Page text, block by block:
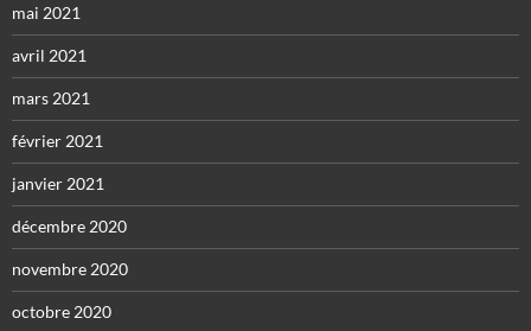
mai 2021
avril 2021
mars 2021
février 2021
janvier 2021
décembre 2020
novembre 2020
octobre 2020